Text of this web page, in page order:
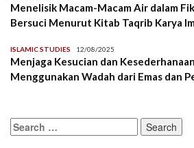
Menelisik Macam-Macam Air dalam
Bersuci Menurut Kitab Taqrib Karya
ISLAMIC STUDIES 12/08/2025
Menjaga Kesucian dan
Menggunakan Wadah dari Emas dan
Search
for: